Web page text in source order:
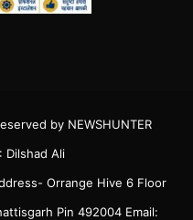
by NEWSHUNTER
Dilshad Ali
Orrange Hive 6 Floor
Pin 492004 Email: